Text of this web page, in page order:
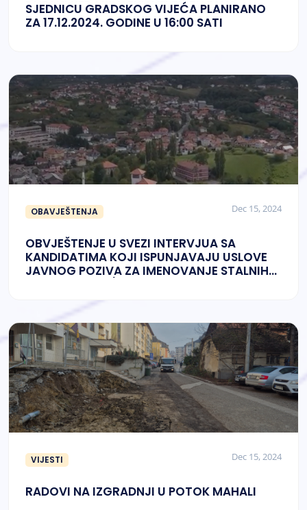
SJEDNICU GRADSKOG VIJEĆA PLANIRANO
ZA 17.12.2024. GODINE U 16:00 SATI
OBAVJEŠTENJA Dec 15, 2024
OBVJEŠTENJE U SVEZI INTERVJUA SA
KANDIDATIMA KOJI ISPUNJAVAJU USLOVE
JAVNOG POZIVA ZA IMENOVANJE STALNIH
VIJESTI Dec 15, 2024
RADOVI NA IZGRADNJI U POTOK MAHALI